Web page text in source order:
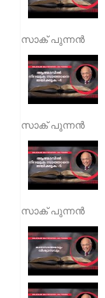
സാക് പുന്നൻ
സാക് പുന്നൻ
സാക് പുന്നൻ